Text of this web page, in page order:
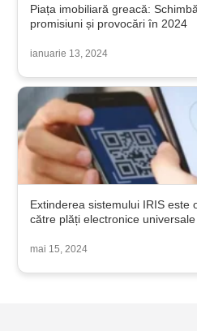
Piața imobiliară greacă:
promisiuni și provocări în 2024
ianuarie 13, 2024
Extinderea sistemului IRIS este
către plăți electronice
mai 15, 2024